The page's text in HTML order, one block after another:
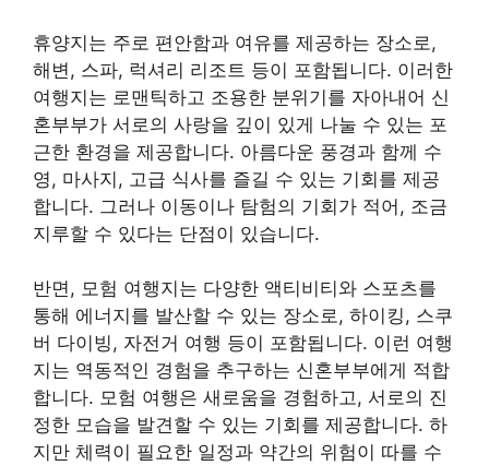
휴양지는 주로 편안함과 여유를 제공하는 장소로,
해변, 스파, 럭셔리 리조트 등이 포함됩니다. 이러한
여행지는 로맨틱하고 조용한 분위기를 자아내어 신
혼부부가 서로의 사랑을 깊이 있게 나눌 수 있는 포
근한 환경을 제공합니다. 아름다운 풍경과 함께 수
영, 마사지, 고급 식사를 즐길 수 있는 기회를 제공
합니다. 그러나 이동이나 탐험의 기회가 적어, 조금
지루할 수 있다는 단점이 있습니다.
반면, 모험 여행지는 다양한 액티비티와 스포츠를
통해 에너지를 발산할 수 있는 장소로, 하이킹, 스쿠
버 다이빙, 자전거 여행 등이 포함됩니다. 이런 여행
지는 역동적인 경험을 추구하는 신혼부부에게 적합
합니다. 모험 여행은 새로움을 경험하고, 서로의 진
정한 모습을 발견할 수 있는 기회를 제공합니다. 하
지만 체력이 필요한 일정과 약간의 위험이 따를 수